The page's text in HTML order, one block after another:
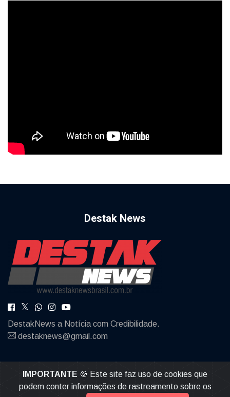
Destak News
DestakNews a Notícia com Credibilidade.
destaknews@gmail.com
© 2026, Destak News | Todos os direitos reservados |
IMPORTANTE 🍪 Este site faz uso de cookies que
podem conter informações de rastreamento sobre os